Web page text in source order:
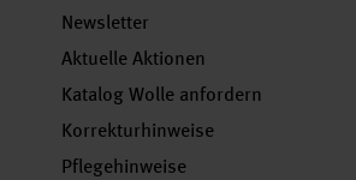
Newsletter
Aktuelle Aktionen
Katalog Wolle anfordern
Korrekturhinweise
Pflegehinweise